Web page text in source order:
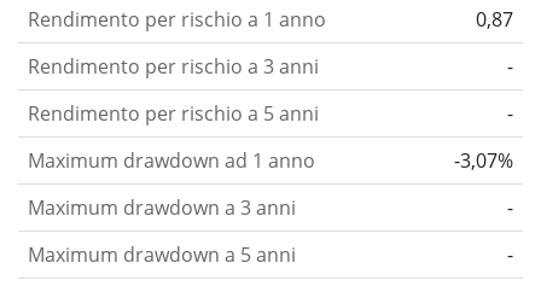
Rendimento per rischio a 1 anno
0,87
Rendimento per rischio a 3 anni
-
Rendimento per rischio a 5 anni
-
Maximum drawdown ad 1 anno
-3,07%
Maximum drawdown a 3 anni
-
Maximum drawdown a 5 anni
-